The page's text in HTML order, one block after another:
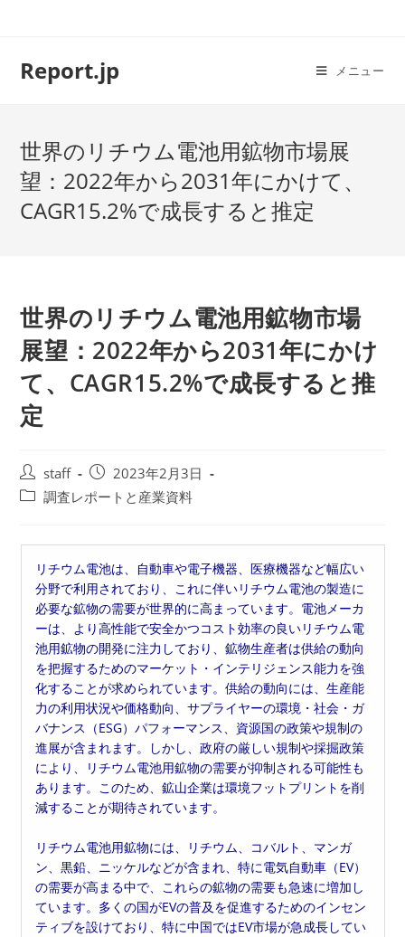
Report.jp メニュー
世界のリチウム電池用鉱物市場展
望：2022年から2031年にかけて、
CAGR15.2%で成長すると推定
世界のリチウム電池用鉱物市場
展望：2022年から2031年にかけ
て、CAGR15.2%で成長すると推
定
投
稿
staff
投
稿
日:
2023年2月3日
投
ー:
調査レポートと産業資料
リチウム電池は、自動車や電子機器、医療機器など幅広い
分野で利用されており、これに伴いリチウム電池の製造に
必要な鉱物の需要が世界的に高まっています。電池メーカ
ーは、より高性能で安全かつコスト効率の良いリチウム電
池用鉱物の開発に注力しており、鉱物生産者は供給の動向
を把握するためのマーケット・インテリジェンス能力を強
化することが求められています。供給の動向には、生産能
力の利用状況や価格動向、サプライヤーの環境・社会・ガ
バナンス（ESG）パフォーマンス、資源国の政策や規制の
進展が含まれます。しかし、政府の厳しい規制や採掘政策
により、リチウム電池用鉱物の需要が抑制される可能性も
あります。このため、鉱山企業は環境フットプリントを削
減することが期待されています。
リチウム電池用鉱物には、リチウム、コバルト、マンガ
ン、黒鉛、ニッケルなどが含まれ、特に電気自動車（EV）
の需要が高まる中で、これらの鉱物の需要も急速に増加し
ています。多くの国がEVの普及を促進するためのインセン
ティブを設けており、特に中国ではEV市場が急成長してい